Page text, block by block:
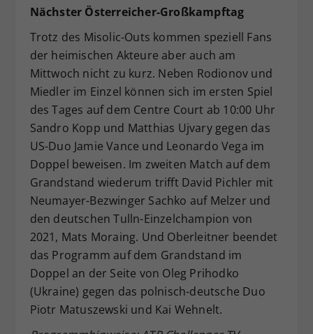
Nächster Österreicher-Großkampftag
Trotz des Misolic-Outs kommen speziell Fans
der heimischen Akteure aber auch am
Mittwoch nicht zu kurz. Neben Rodionov und
Miedler im Einzel können sich im ersten Spiel
des Tages auf dem Centre Court ab 10:00 Uhr
Sandro Kopp und Matthias Ujvary gegen das
US-Duo Jamie Vance und Leonardo Vega im
Doppel beweisen. Im zweiten Match auf dem
Grandstand wiederum trifft David Pichler mit
Neumayer-Bezwinger Sachko auf Melzer und
den deutschen Tulln-Einzelchampion von
2021, Mats Moraing. Und Oberleitner beendet
das Programm auf dem Grandstand im
Doppel an der Seite von Oleg Prihodko
(Ukraine) gegen das polnisch-deutsche Duo
Piotr Matuszewski und Kai Wehnelt.